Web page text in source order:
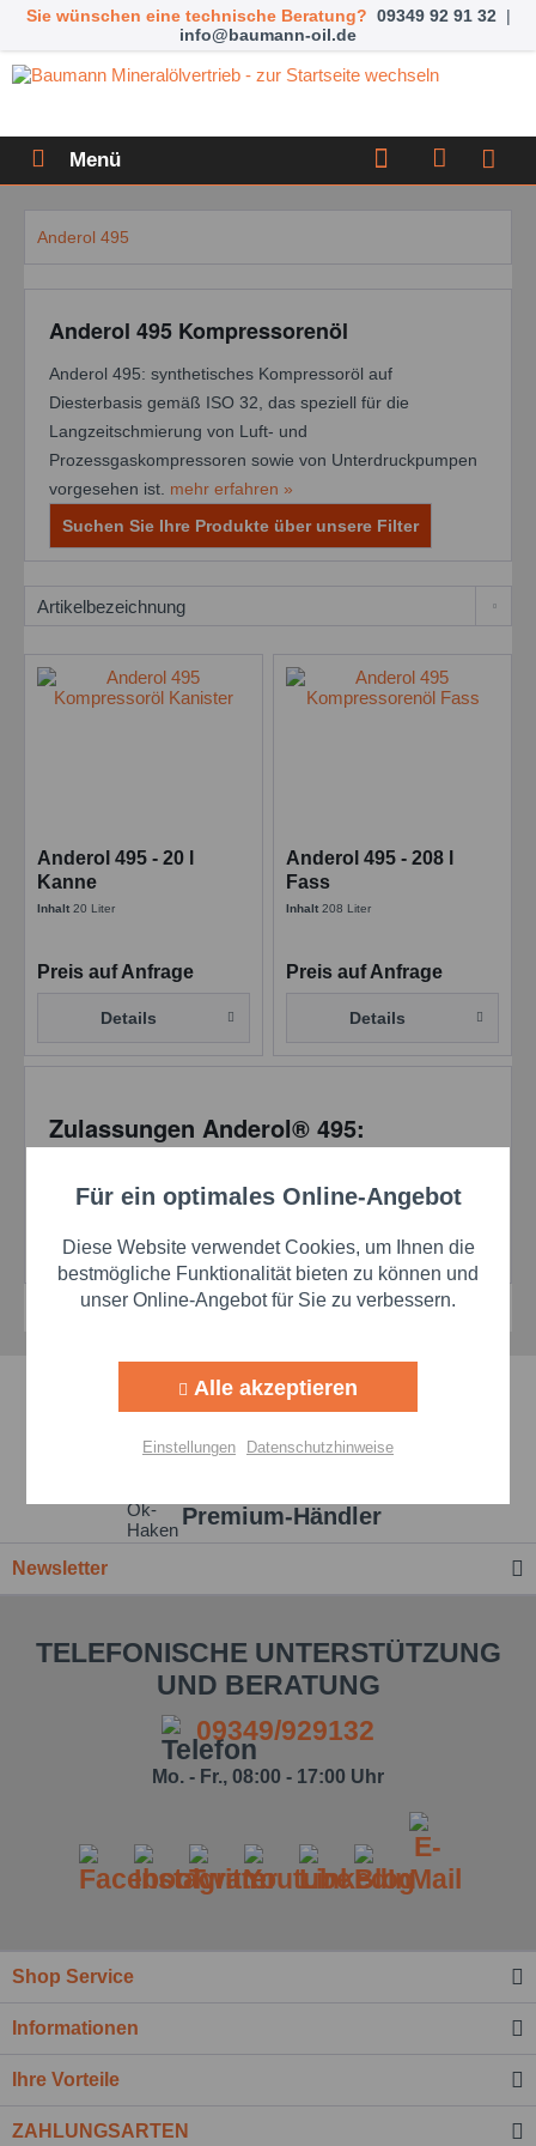
Sie wünschen eine technische Beratung? 09349 92 91 32 |
info@baumann-oil.de
Menü
Anderol 495
Anderol 495 Kompressorenöl
Anderol 495: synthetisches Kompressoröl auf
Diesterbasis gemäß ISO 32, das speziell für die
Langzeitschmierung von Luft- und
Prozessgaskompressoren sowie von Unterdruckpumpen
vorgesehen ist. mehr erfahren »
Suchen Sie Ihre Produkte über unsere Filter
Anderol 495 - 20 l
Kanne
Inhalt20 Liter
Preis auf Anfrage
Details
Anderol 495 - 208 l
Fass
Inhalt208 Liter
Preis auf Anfrage
Details
Zulassungen Anderol® 495:
Renault
Tamrock
Schnelle Lieferzeiten
Beste Markenqualität
Premium-Händler
Newsletter
TELEFONISCHE UNTERSTÜTZUNG
UND BERATUNG
09349/929132
Mo. - Fr., 08:00 - 17:00 Uhr
Shop Service
Informationen
Ihre Vorteile
ZAHLUNGSARTEN
Funktionale Aktiv
Marketing Aktiv
Personalisierung Aktiv
Für ein optimales Online-Angebot
Diese Website verwendet Cookies, um Ihnen die
bestmögliche Funktionalität bieten zu können und
unser Online-Angebot für Sie zu verbessern.
Alle akzeptieren
Einstellungen Datenschutzhinweise